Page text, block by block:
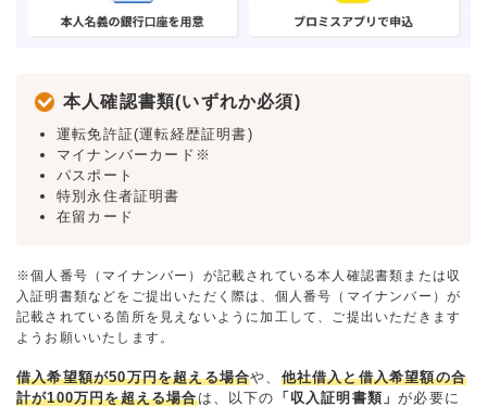
本人確認書類(いずれか必須)
運転免許証(運転経歴証明書)
マイナンバーカード※
パスポート
特別永住者証明書
在留カード
※個人番号（マイナンバー）が記載されている本人確認書類または収
入証明書類などをご提出いただく際は、個人番号（マイナンバー）が
記載されている箇所を見えないように加工して、ご提出いただきます
ようお願いいたします。
借入希望額が50万円を超える場合や、 他社借入と借入希望額の合
計が100万円を超える場合は、以下の 「収入証明書類」が必要に